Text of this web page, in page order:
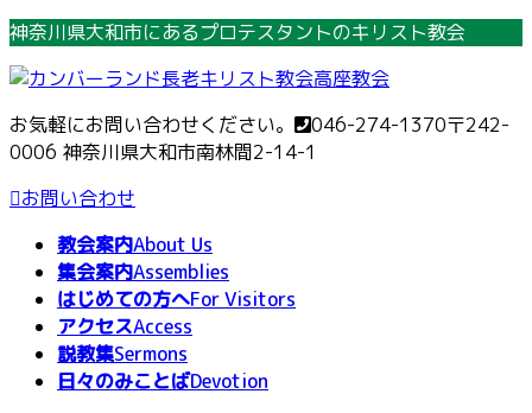
コ
テ
ン
ツ
へ
ス
ナ
ゲ
ー
シ
ョ
ン
神奈川県大和市にあるプロテスタントのキリスト教会
お気軽にお問い合わせください。 046-274-1370〒242-
0006 神奈川県大和市南林間2-14-1
お問い合わせ
教会案内About Us
集会案内Assemblies
はじめての方へFor Visitors
アクセスAccess
説教集Sermons
日々のみことばDevotion